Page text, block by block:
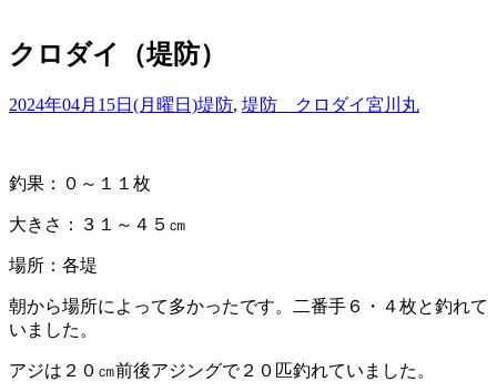
クロダイ（堤防）
2024年04月15日(月曜日)堤防, 堤防 クロダイ宮川丸
釣果：０～１１枚
大きさ：３１～４５㎝
場所：各堤
朝から場所によって多かったです。二番手６・４枚と釣れて
いました。
アジは２０㎝前後アジングで２０匹釣れていました。